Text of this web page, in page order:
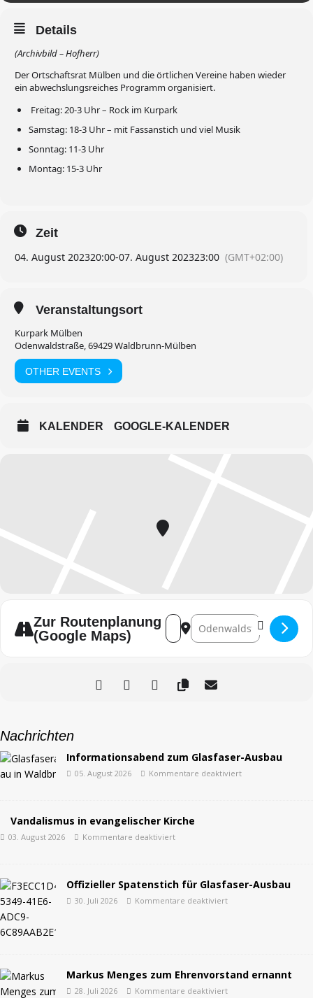
Details
(Archivbild – Hofherr)
Der Ortschaftsrat Mülben und die örtlichen Vereine haben wieder
ein abwechslungsreiches Programm organisiert.
Freitag: 20-3 Uhr – Rock im Kurpark
Samstag: 18-3 Uhr – mit Fassanstich und viel Musik
Sonntag: 11-3 Uhr
Montag: 15-3 Uhr
Zeit
04. August 202320:00-07. August 202323:00 (GMT+02:00)
Veranstaltungsort
Kurpark Mülben
Odenwaldstraße, 69429 Waldbrunn-Mülben
OTHER EVENTS
KALENDER GOOGLE-KALENDER
Zur Routenplanung
(Google Maps)
Address - Dorffest Mülben
Destination Address -
Nachrichten
Informationsabend zum Glasfaser-Ausbau
05. August 2026 Kommentare deaktiviert
Vandalismus in evangelischer Kirche
03. August 2026 Kommentare deaktiviert
Offizieller Spatenstich für Glasfaser-Ausbau
30. Juli 2026 Kommentare deaktiviert
Markus Menges zum Ehrenvorstand ernannt
28. Juli 2026 Kommentare deaktiviert